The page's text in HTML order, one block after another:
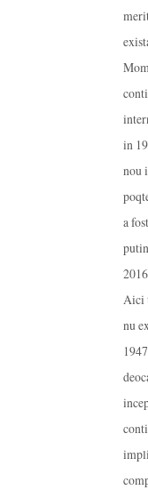
in
nou
a
Aici
nu